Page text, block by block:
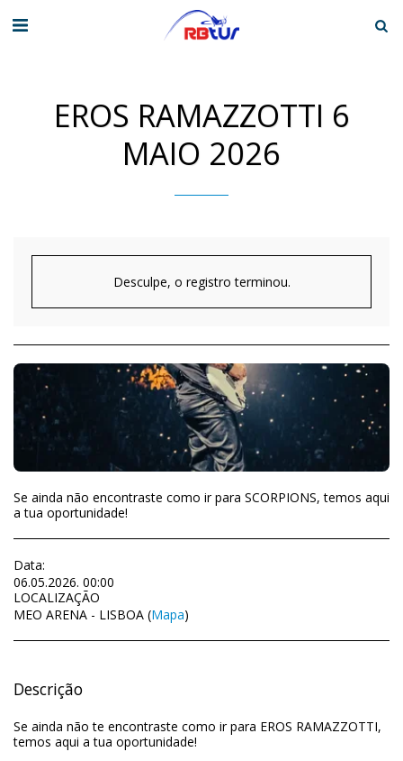
EROS RAMAZZOTTI 6
MAIO 2026
Desculpe, o registro terminou.
Se ainda não encontraste como ir para SCORPIONS, temos aqui
a tua oportunidade!
Data:
06.05.2026. 00:00
LOCALIZAÇÃO
MEO ARENA - LISBOA (Mapa)
Descrição
Se ainda não te encontraste como ir para EROS RAMAZZOTTI,
temos aqui a tua oportunidade!